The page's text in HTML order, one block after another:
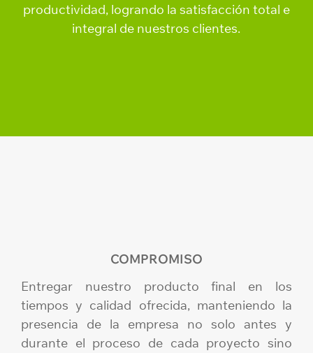
productividad, logrando la satisfacción total e
integral de nuestros clientes.
COMPROMISO
Entregar nuestro producto final en los
tiempos y calidad ofrecida, manteniendo la
presencia de la empresa no solo antes y
durante el proceso de cada proyecto sino